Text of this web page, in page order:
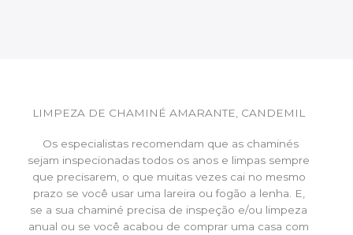
LIMPEZA DE CHAMINÉ AMARANTE, CANDEMIL
Os especialistas recomendam que as chaminés
sejam inspecionadas todos os anos e limpas sempre
que precisarem, o que muitas vezes cai no mesmo
prazo se você usar uma lareira ou fogão a lenha. E,
se a sua chaminé precisa de inspeção e/ou limpeza
anual ou se você acabou de comprar uma casa com